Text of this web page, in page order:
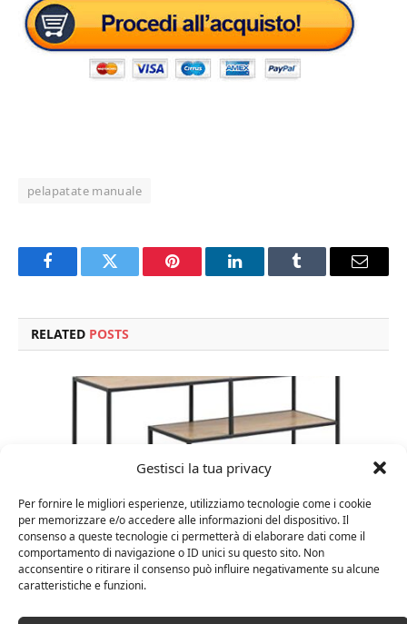
Gestisci la tua privacy
Per fornire le migliori esperienze, utilizziamo tecnologie come i cookie
per memorizzare e/o accedere alle informazioni del dispositivo. Il
consenso a queste tecnologie ci permetterà di elaborare dati come il
comportamento di navigazione o ID unici su questo sito. Non
acconsentire o ritirare il consenso può influire negativamente su alcune
caratteristiche e funzioni.
pelapatate manuale
FacebookTwitter Pinterest LinkedInTumblr Email
RELATED POSTS
(Lu x La x A), effetto quercia(In precedenza